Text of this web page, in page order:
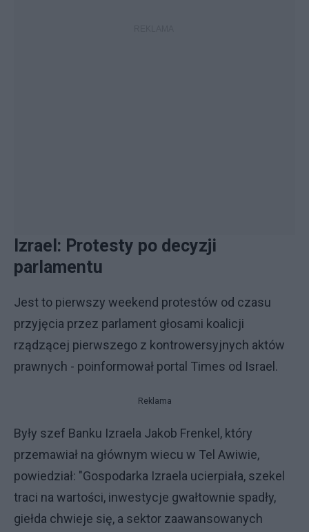
Izrael: Protesty po decyzji
parlamentu
Jest to pierwszy weekend protestów od czasu
przyjęcia przez parlament głosami koalicji
rządzącej pierwszego z kontrowersyjnych aktów
prawnych - poinformował portal Times od Israel.
Reklama
Były szef Banku Izraela Jakob Frenkel, który
przemawiał na głównym wiecu w Tel Awiwie,
powiedział: "Gospodarka Izraela ucierpiała, szekel
traci na wartości, inwestycje gwałtownie spadły,
giełda chwieje się, a sektor zaawansowanych